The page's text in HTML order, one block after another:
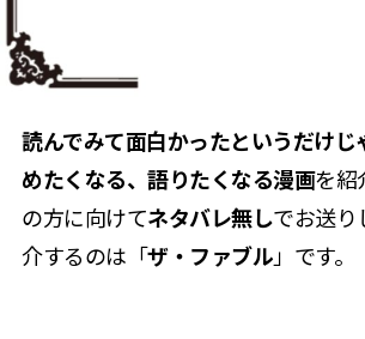
読んでみて面白かったというだけじ
めたくなる、語りたくなる漫画を紹
の方に向けてネタバレ無しでお送り
介するのは「ザ・ファブル」です。